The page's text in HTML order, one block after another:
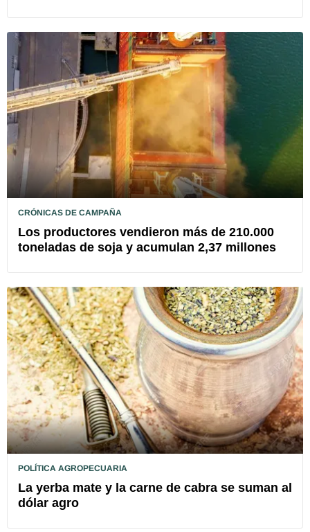
CRÓNICAS DE CAMPAÑA
Los productores vendieron más de 210.000
toneladas de soja y acumulan 2,37 millones
POLÍTICA AGROPECUARIA
La yerba mate y la carne de cabra se suman al
dólar agro